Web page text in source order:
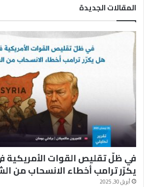
ب
و
ك
u
T
u
b
e
المقالات الجديدة
في ظلّ تقليص القوات الأمريكية
يكرّر ترامب أخطاء الانسحاب من
أبريل 30, 2025